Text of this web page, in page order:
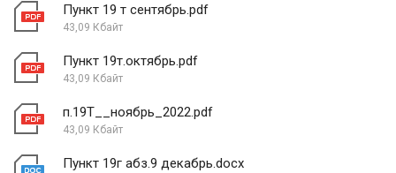
Пункт 19 т сентябрь.pdf
43,09 Кбайт
Пункт 19т.октябрь.pdf
43,09 Кбайт
п.19Т__ноябрь_2022.pdf
43,09 Кбайт
Пункт 19г абз.9 декабрь.docx